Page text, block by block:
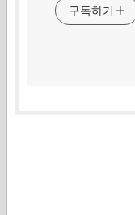
구독하기